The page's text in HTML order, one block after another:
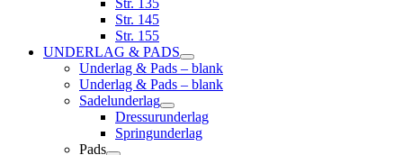
Str. 135
Str. 145
Str. 155
UNDERLAG & PADS
Underlag & Pads – blank
Underlag & Pads – blank
Sadelunderlag
Dressurunderlag
Springunderlag
Pads